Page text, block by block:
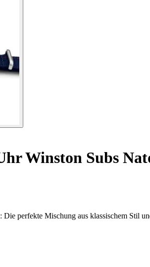
Winston Subs
perfekte Mischung aus klassischem Stil